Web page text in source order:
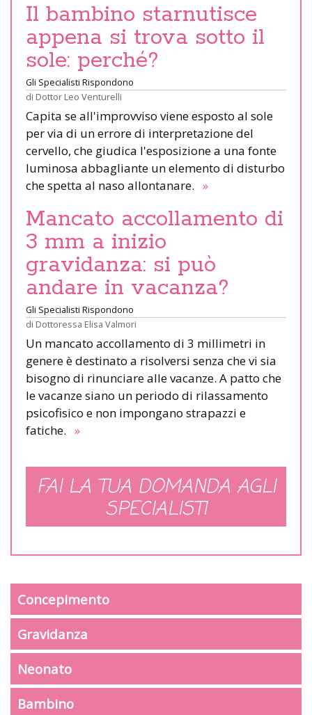
Il bambino starnutisce
appena si trova sotto il
sole: perché?
Gli Specialisti Rispondono
di Dottor Leo Venturelli
Capita se all'improvviso viene esposto al sole
per via di un errore di interpretazione del
cervello, che giudica l'esposizione a una fonte
luminosa abbagliante un elemento di disturbo
che spetta al naso allontanare. »
Mancato accollamento di
3 mm a inizio
gravidanza: si può
andare in vacanza?
Gli Specialisti Rispondono
di Dottoressa Elisa Valmori
Un mancato accollamento di 3 millimetri in
genere è destinato a risolversi senza che vi sia
bisogno di rinunciare alle vacanze. A patto che
le vacanze siano un periodo di rilassamento
psicofisico e non impongano strapazzi e
fatiche. »
FAI LA TUA DOMANDA AGLI
SPECIALISTI
Concepimento
Gravidanza
Neonato
Bambino